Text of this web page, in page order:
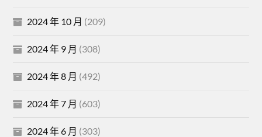
2024 年 10 月 (209)
2024 年 9 月 (308)
2024 年 8 月 (492)
2024 年 7 月 (603)
2024 年 6 月 (303)